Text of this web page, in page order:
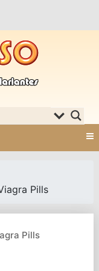
Pills
Pills